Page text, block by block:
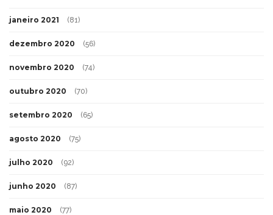
janeiro 2021 (81)
dezembro 2020 (56)
novembro 2020 (74)
outubro 2020 (70)
setembro 2020 (65)
agosto 2020 (75)
julho 2020 (92)
junho 2020 (87)
maio 2020 (77)